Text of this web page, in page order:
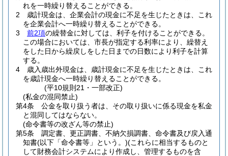
れを一時繰り替えることができる。
2
歳計現金は、企業会計の現金に不足を生じたときは、これ
を企業会計へ一時繰り替えることができる。
3
前2項の繰替金に対しては、利子を付けることができる。
この場合においては、市長が指定する利率により、繰替え
をした日から繰戻しをした日までの日数により利子を計算
する。
4
歳入歳出外現金は、歳計現金に不足を生じたときは、これ
を歳計現金へ一時繰り替えることができる。
(平10規則21・一部改正)
(私金の混同禁止)
第4条
公金を取り扱う者は、その取り扱いに係る現金を私金
と混同してはならない。
(命令書等の改ざん等の禁止)
第5条
調定書、更正調書、不納欠損調書、命令書及び戻入通
知書(以下「命令書等」という。)(これらに相当するものと
して財務会計システムにより作成し、管理するものを含